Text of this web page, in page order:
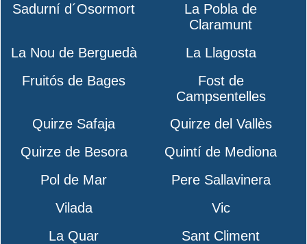
Sadurní d´Osormort
La Pobla de
Claramunt
La Nou de Berguedà
La Llagosta
Fruitós de Bages
Fost de
Campsentelles
Quirze Safaja
Quirze del Vallès
Quirze de Besora
Quintí de Mediona
Pol de Mar
Pere Sallavinera
Vilada
Vic
La Quar
Sant Climent